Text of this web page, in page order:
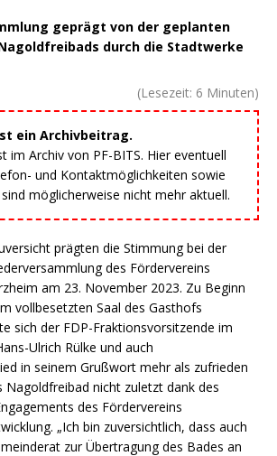
geprägt von der geplanten
durch die Stadtwerke
(Lesezeit: 6 Minuten)
ein Archivbeitrag.
im Archiv von PF-BITS. Hier eventuell
und Kontaktmöglichkeiten sowie
möglicherweise nicht mehr aktuell.
prägten die Stimmung bei der
des Fördervereins
am 23. November 2023. Zu Beginn
vollbesetzten Saal des Gasthofs
sich der FDP-Fraktionsvorsitzende im
Ulrich Rülke und auch
in seinem Grußwort mehr als zufrieden
Nagoldfreibad nicht zuletzt dank des
des Fördervereins
„Ich bin zuversichtlich, dass auch
zur Übertragung des Bades an